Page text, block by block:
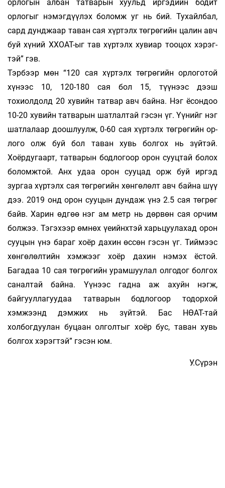
орлогын албан тат­варын хуульд иргэдийн бодит
орлогыг нэмэгдүүлэх боломж уг нь бий. Ту­хайлбал,
сард дунджаар та­ван сая хүртэлх төгрөгийн ца­лин авч
буй хүний ХХОАТ-ыг тав хүртэлх хувиар тооцох хэ­рэг­
тэй” гэв.
Тэрбээр мөн “120 сая хүртэлх төгрөгийн орлоготой
хүнээс 10, 120-180 сая бол 15, түүнээс дээш
тохиолдолд 20 хувийн татвар авч байна. Нэг ёсондоо
10-20 хувийн татварын шатлалтай гэсэн үг. Үүнийг нэг
шатлалаар доошлуулж, 0-60 сая хүртэлх төгрөгийн ор­
лого олж буй бол таван хувь болгох нь зүйтэй.
Хоёрдугаарт, татварын бодлогоор орон сууцтай болох
боломжтой. Анх удаа орон сууцад орж буй иргэд
зургаа хүртэлх сая төгрөгийн хөнгөлөлт авч байна шүү
дээ. 2019 онд орон сууцын дундаж үнэ 2.5 сая төгрөг
байв. Харин өдгөө нэг ам метр нь дөрвөн сая орчим
болжээ. Тэгэхээр өмнөх үеийнхтэй харьцуулахад орон
сууцын үнэ бараг хоёр дахин өссөн гэсэн үг. Тиймээс
хөнгөлөлтийн хэмжээг хоёр дахин нэмэх ёстой.
Багадаа 10 сая төгрөгийн урамшуулал олгодог болгох
саналтай байна. Үүнээс гадна аж ахуйн нэгж,
байгууллагуудаа тат­варын бодлогоор тодорхой
хэмжээнд дэмжих нь зүйтэй. Бас НӨАТ-тай
холбогдуулан буцаан олголтыг хоёр бус, та­ван хувь
болгох хэрэгтэй” гэсэн юм.
У.Сүрэн